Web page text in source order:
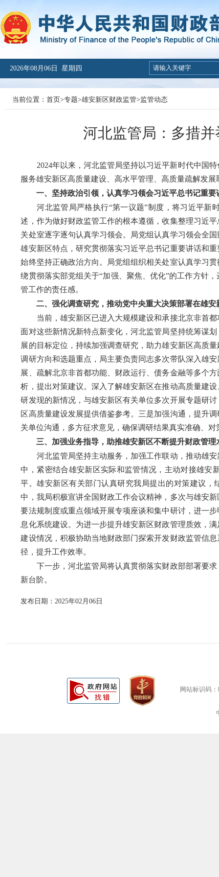
2026年08月06日 星期四
当前位置： 首页>专题>雄安新区财政监管>监管动态
河北监管局：多措
2024年以来，河北监管局坚持以习近平新时代中国特
服务雄安新区高质量建设、高水平管理、高质量疏解发展
一、坚持政治引领，认真学习领会习近平总书记重
河北监管局严格执行“第一议题”制度，将习近平新
述，作为做好财政监管工作的根本遵循，收集整理习近
关处室逐字逐句认真学习领会。局党组认真学习领会全
雄安新区特点，研究贯彻落实习近平总书记重要讲话和
始终坚持正确政治方向。局党组组织相关处室认真学习
绕贯彻落实部党组关于“加强、聚焦、优化”的工作方针
管工作的责任感。
二、强化调查研究，推动党中央重大决策部署在雄安
当前，雄安新区已进入大规模建设和承接北京非首都
面对这些新情况新特点新变化，河北监管局坚持统筹谋
展的目标定位，持续加强调查研究，助力雄安新区高质
调研方向和选题重点，局主要负责同志多次带队深入雄
展、疏解北京非首都功能、财政运行、债务金融等多个
析，提出对策建议。深入了解雄安新区在推动高质量建
研发现的新情况，与雄安新区有关单位多次开展专题研
区高质量建设发展提供借鉴参考。三是加强沟通，提升
关单位沟通，多方征求意见，确保调研结果真实准确、
三、加强业务指导，助推雄安新区不断提升财政管理
河北监管局坚持主动服务，加强工作联动，推动雄安
中，紧密结合雄安新区实际和监管情况，主动对接雄安
平。雄安新区有关部门认真研究我局提出的对策建议
中，我局积极宣讲全国财政工作会议精神，多次与雄安
要法规制度或重点领域开展专项座谈和集中研讨，进一
息化系统建设。为进一步提升雄安新区财政管理质效，
建设情况，积极协助当地财政部门探索开发财政监管信
径，提升工作效率。
下一步，河北监管局将认真贯彻落实财政部部署要求
新台阶。
发布日期：2025年02月06日
网站标识码